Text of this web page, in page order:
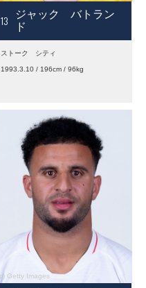
13
ジャック バトラン
ド
ストーク シティ
1993.3.10 / 196cm / 96kg